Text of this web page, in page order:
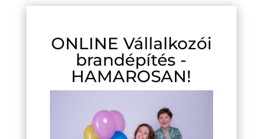
ONLINE Vállalkozói
brandépítés -
HAMAROSAN!